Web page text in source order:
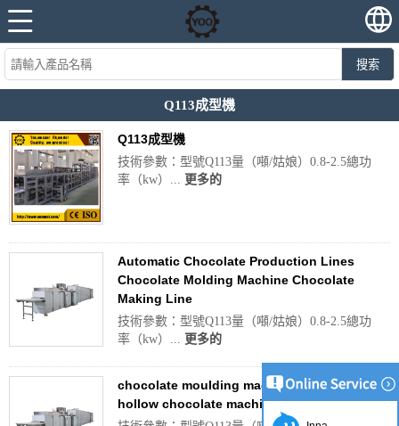
搜索
Q113成型機
Q113成型機
技術參數：型號Q113量（噸/姑娘）0.8-2.5總功
率（kw）... 更多的
Automatic Chocolate Production Lines
Chocolate Molding Machine Chocolate
Making Line
技術參數：型號Q113量（噸/姑娘）0.8-2.5總功
率（kw）... 更多的
chocolate moulding machine chocolate bar
hollow chocolate machine molds